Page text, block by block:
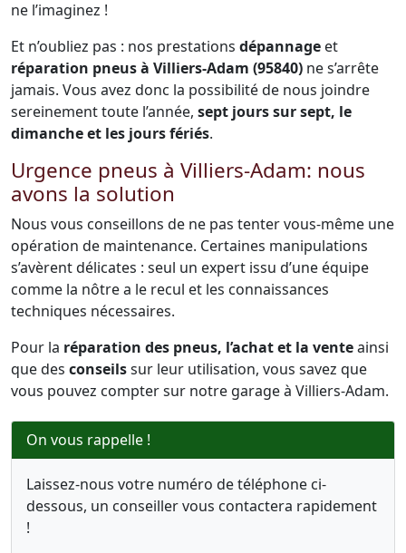
ne l’imaginez !
Et n’oubliez pas : nos prestations dépannage et
réparation pneus à Villiers-Adam (95840) ne s’arrête
jamais. Vous avez donc la possibilité de nous joindre
sereinement toute l’année, sept jours sur sept, le
dimanche et les jours fériés.
Urgence pneus à Villiers-Adam: nous
avons la solution
Nous vous conseillons de ne pas tenter vous-même une
opération de maintenance. Certaines manipulations
s’avèrent délicates : seul un expert issu d’une équipe
comme la nôtre a le recul et les connaissances
techniques nécessaires.
Pour la réparation des pneus, l’achat et la venteainsi
que des conseilssur leur utilisation, vous savez que
vous pouvez compter sur notre garage à Villiers-Adam.
On vous rappelle !
Laissez-nous votre numéro de téléphone ci-
dessous, un conseiller vous contactera rapidement
!